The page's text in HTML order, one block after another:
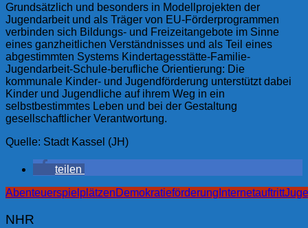
Grundsätzlich und besonders in Modellprojekten der
Jugendarbeit und als Träger von EU-Förderprogrammen
verbinden sich Bildungs- und Freizeitangebote im Sinne
eines ganzheitlichen Verständnisses und als Teil eines
abgestimmten Systems Kindertagesstätte-Familie-
Jugendarbeit-Schule-berufliche Orientierung: Die
kommunale Kinder- und Jugendförderung unterstützt dabei
Kinder und Jugendliche auf ihrem Weg in ein
selbstbestimmtes Leben und bei der Gestaltung
gesellschaftlicher Verantwortung.
Quelle: Stadt Kassel (JH)
teilen
AbenteuerspielplätzenDemokratieförderung Internetauftritt
NHR